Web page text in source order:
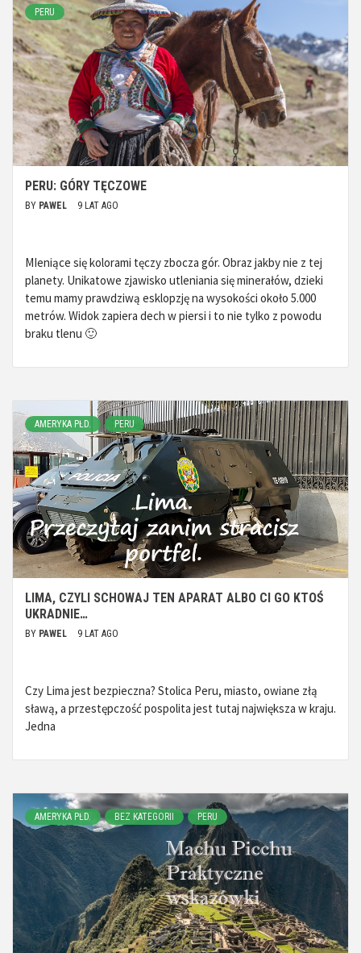
PERU
PERU: GÓRY TĘCZOWE
BY PAWEL 9 LAT AGO
MIeniące się kolorami tęczy zbocza gór. Obraz jakby nie z tej
planety. Unikatowe zjawisko utleniania się minerałów, dzieki
temu mamy prawdziwą esklopzję na wysokości około 5.000
metrów. Widok zapiera dech w piersi i to nie tylko z powodu
braku tlenu 🙂
AMERYKA PŁD. PERU
LIMA, CZYLI SCHOWAJ TEN APARAT ALBO CI GO KTOŚ
UKRADNIE…
BY PAWEL 9 LAT AGO
Czy Lima jest bezpieczna? Stolica Peru, miasto, owiane złą
sławą, a przestępczość pospolita jest tutaj największa w kraju.
Jedna
AMERYKA PŁD. BEZ KATEGORII PERU